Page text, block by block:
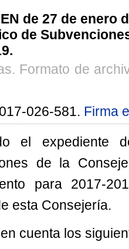
de 27 de enero
de
Formato de
026-581. Firma
el expediente
de la
para 2017-
esta Consejería.
cuenta los